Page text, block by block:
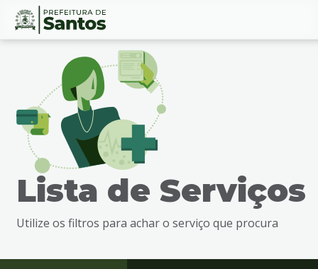
Ir
busca
Ir
Conteúdo
Lista de Serviços
Utilize os filtros para achar o serviço que procura